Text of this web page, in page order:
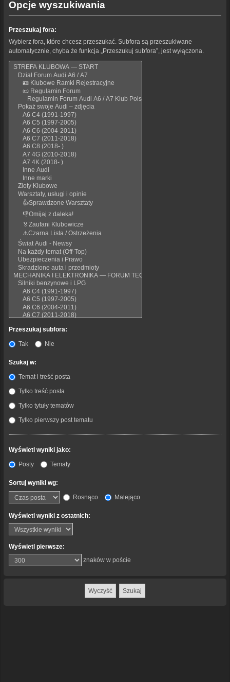
Opcje wyszukiwania
Przeszukaj fora:
Wybierz fora, które chcesz przeszukać. Subfora są przeszukiwane
automatycznie, chyba że funkcja „Przeszukuj subfora”, jest wyłączona.
Przeszukaj subfora:
Tak
Nie
Szukaj w:
Temat i treść posta
Tylko treść posta
Tylko tytuły tematów
Tylko pierwszy post tematu
Wyświetl wyniki jako:
Posty
Tematy
Sortuj wyniki wg:
Rosnąco
Malejąco
Wyświetl wyniki z ostatnich:
Wyświetl pierwsze:
znaków w poście